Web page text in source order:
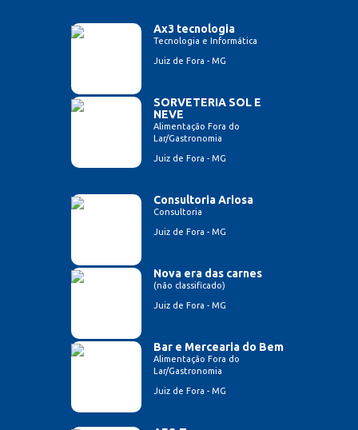
Ax3 tecnologia
Tecnologia e Informática
Juiz de Fora - MG
SORVETERIA SOL E
NEVE
Alimentação Fora do
Lar/Gastronomia
Juiz de Fora - MG
Consultoria Ariosa
Consultoria
Juiz de Fora - MG
Nova era das carnes
(não classificado)
Juiz de Fora - MG
Bar e Mercearia do Bem
Alimentação Fora do
Lar/Gastronomia
Juiz de Fora - MG